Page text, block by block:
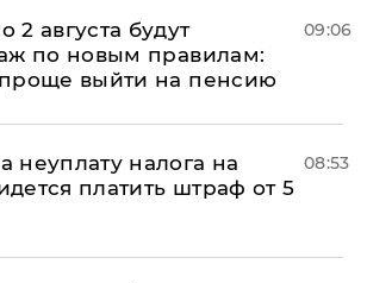
2 августа будут
по новым правилам:
проще выйти на пенсию
09:06
неуплату налога на
платить штраф от 5
08:53